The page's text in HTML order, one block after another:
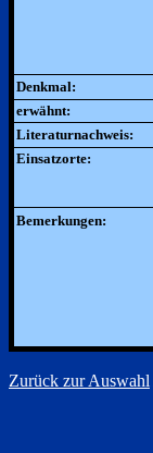
Denkmal:
erwähnt:
Literaturnachweis:
Einsatzorte:
Bemerkungen:
Zurück zur Auswahl